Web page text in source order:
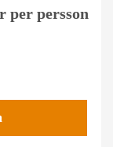
per persson